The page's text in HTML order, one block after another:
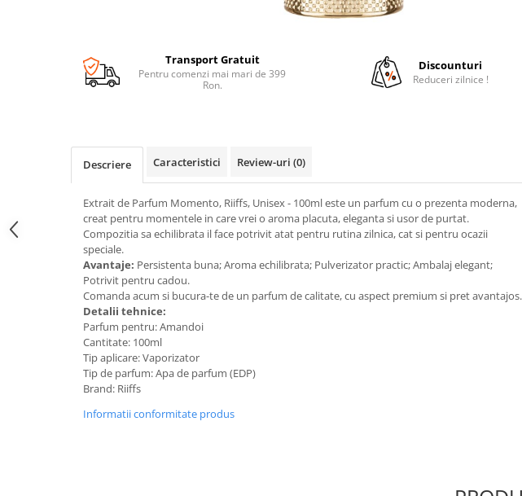
Transport Gratuit
Pentru comenzi mai mari de 399
Ron.
Discounturi
Reduceri zilnice !
Descriere Caracteristici Review-uri (0)
Extrait de Parfum Momento, Riiffs, Unisex - 100ml este un parfum cu o prezenta moderna,
creat pentru momentele in care vrei o aroma placuta, eleganta si usor de purtat.
Compozitia sa echilibrata il face potrivit atat pentru rutina zilnica, cat si pentru ocazii
speciale.
Avantaje: Persistenta buna; Aroma echilibrata; Pulverizator practic; Ambalaj elegant;
Potrivit pentru cadou.
Comanda acum si bucura-te de un parfum de calitate, cu aspect premium si pret avantajos.
Detalii tehnice:
Parfum pentru: Amandoi
Cantitate: 100ml
Tip aplicare: Vaporizator
Tip de parfum: Apa de parfum (EDP)
Brand: Riiffs
Informatii conformitate produs